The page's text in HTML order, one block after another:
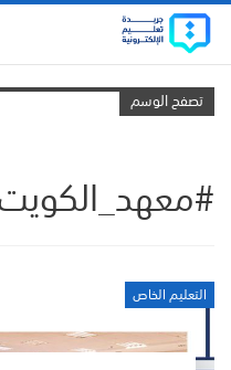
تصفح الوسم
التعليم الخاص